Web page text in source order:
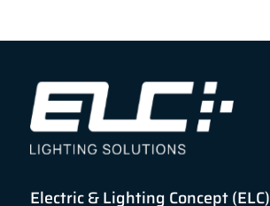
Electric & Lighting Concept (ELC)